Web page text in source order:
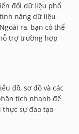
đổi dữ liệu phổ
năng dữ liệu
ra, bạn có thể
trợ trường hợp
đồ, sơ đồ và các
tích nhanh để
sự đào tạo